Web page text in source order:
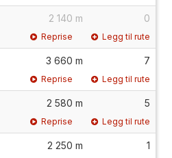
2 140 m 0
Reprise Legg til rute
3 660 m 7
Reprise Legg til rute
2 580 m 5
Reprise Legg til rute
2 250 m 1